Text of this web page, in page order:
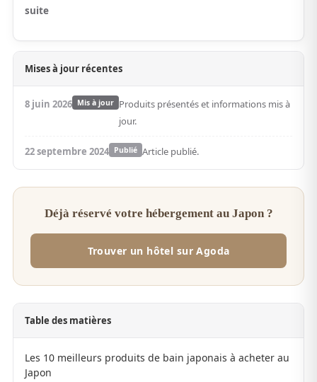
suite
Mises à jour récentes
8 juin 2026 Mis à jour Produits présentés et informations mis à
jour.
22 septembre 2024 Publié Article publié.
Déjà réservé votre hébergement au Japon ?
Trouver un hôtel sur Agoda
Table des matières
Les 10 meilleurs produits de bain japonais à acheter au
Japon